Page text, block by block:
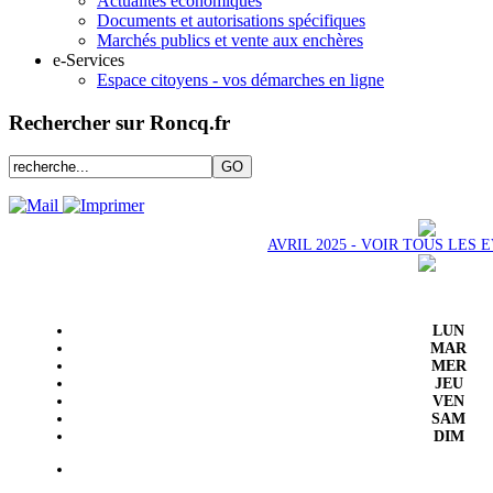
Documents et autorisations spécifiques
Marchés publics et vente aux enchères
e-Services
Espace citoyens - vos démarches en ligne
Rechercher sur Roncq.fr
AVRIL 2025 - VOIR TOUS LES
LUN
MAR
MER
JEU
VEN
SAM
DIM